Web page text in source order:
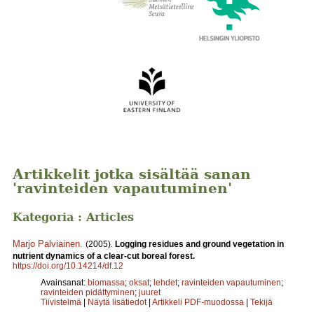
Artikkelit jotka sisältää sanan
'ravinteiden vapautuminen'
Kategoria : Articles
Marjo Palviainen (2005). Logging residues and ground vegetation in
nutrient dynamics of a clear-cut boreal forest.
https://doi.org/10.14214/df.12
Avainsanat: biomassa; oksat; lehdet; ravinteiden vapautuminen;
ravinteiden pidättyminen; juuret
Tiivistelmä | Näytä lisätiedot | Artikkeli PDF-muodossa | Tekijä